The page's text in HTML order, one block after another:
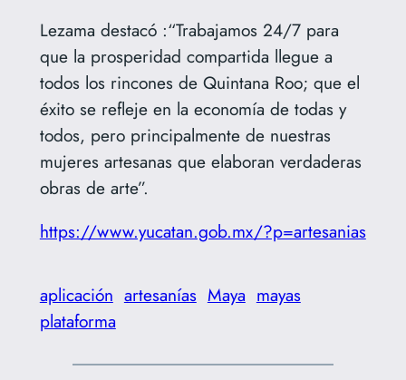
Lezama destacó :“Trabajamos 24/7 para
que la prosperidad compartida llegue a
todos los rincones de Quintana Roo; que el
éxito se refleje en la economía de todas y
todos, pero principalmente de nuestras
mujeres artesanas que elaboran verdaderas
obras de arte”.
https://www.yucatan.gob.mx/?p=artesanias
aplicación artesanías Maya mayas
plataforma